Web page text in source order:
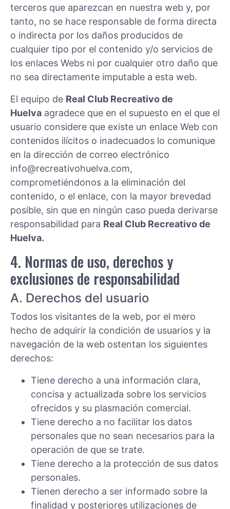
terceros que aparezcan en nuestra web y, por
tanto, no se hace responsable de forma directa
o indirecta por los daños producidos de
cualquier tipo por el contenido y/o servicios de
los enlaces Webs ni por cualquier otro daño que
no sea directamente imputable a esta web.
El equipo de Real Club Recreativo de
Huelva agradece que en el supuesto en el que el
usuario considere que existe un enlace Web con
contenidos ilícitos o inadecuados lo comunique
en la dirección de correo electrónico
info@recreativohuelva.com,
comprometiéndonos a la eliminación del
contenido, o el enlace, con la mayor brevedad
posible, sin que en ningún caso pueda derivarse
responsabilidad para Real Club Recreativo de
Huelva.
4. Normas de uso, derechos y
exclusiones de responsabilidad
A. Derechos del usuario
Todos los visitantes de la web, por el mero
hecho de adquirir la condición de usuarios y la
navegación de la web ostentan los siguientes
derechos:
Tiene derecho a una información clara,
concisa y actualizada sobre los servicios
ofrecidos y su plasmación comercial.
Tiene derecho a no facilitar los datos
personales que no sean necesarios para la
operación de que se trate.
Tiene derecho a la protección de sus datos
personales.
Tienen derecho a ser informado sobre la
finalidad y posteriores utilizaciones de